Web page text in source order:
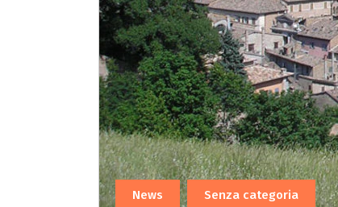
News Senza categoria